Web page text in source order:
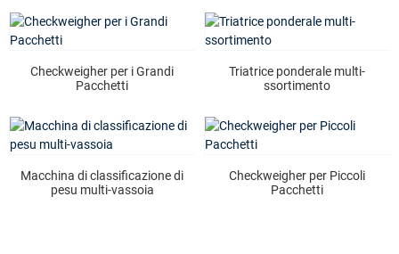
Checkweigher per i Grandi
Pacchetti
Triatrice ponderale multi-
ssortimento
Macchina di classificazione di
pesu multi-vassoia
Checkweigher per Piccoli
Pacchetti